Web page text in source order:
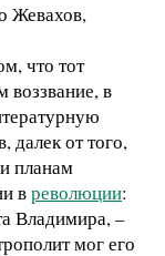
Жевахов,
что тот
воззвание, в
далек от того,
планам
вреволюции:
Владимира, –
мог его